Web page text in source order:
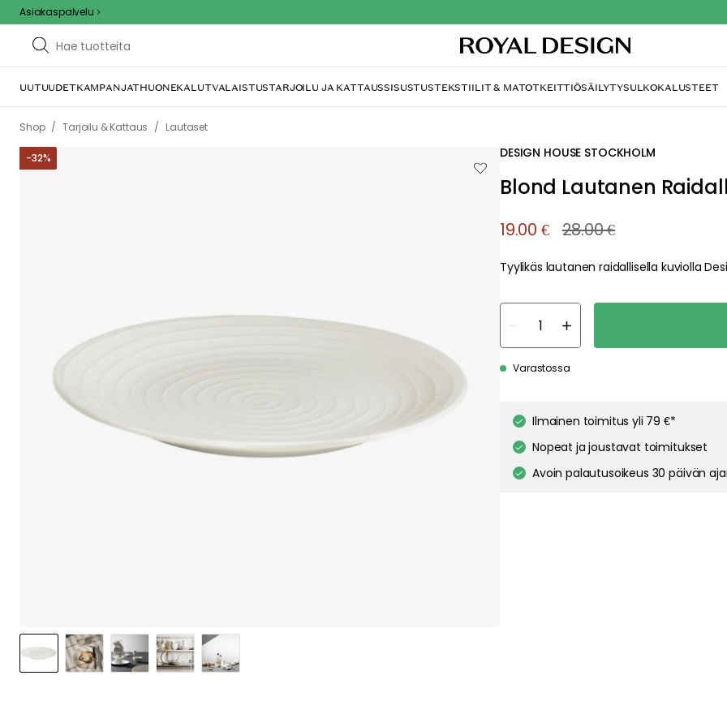
Asiakaspalvelu
UUTUUDETKAMPANJATHUONEKALUTVALAISTUSTARJOILU JA KATTAUSSISUSTUSTEKSTIILIT & MATOTKEITTIÖSÄILYTYSULKOKALUSTEET
Shop / Tarjoilu & Kattaus / Lautaset
-32% DESIGN HOUSE STOCKHOLM
Blond Lautanen
19.00 € 28.00 €
Tyylikäs lautanen raidallisella kuviolla
Varastossa
Ilmainen toimitus yli 79 €*
Nopeat ja joustavat toimitukset
Avoin palautusoikeus 30 päivän
We care about your privacy!
option to opt out of any non-essential cookies while using our site. However, blocking
may affect your experience of the website.
Our privacy policy Google's privacy policy
Cookie Settings